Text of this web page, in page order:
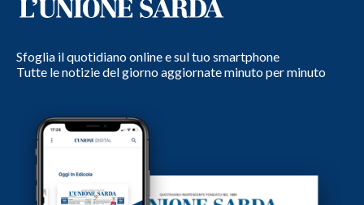
Sfoglia il quotidiano online e sul tuo smartphone
Tutte le notizie del giorno aggiornate minuto per minuto